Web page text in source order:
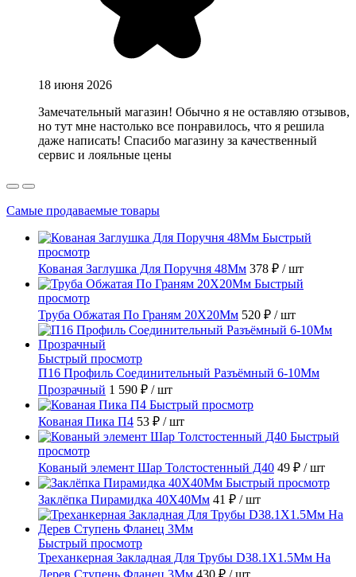
18 июня 2026
Замечательный магазин! Обычно я не оставляю отзывов,
но тут мне настолько все понравилось, что я решила
даже написать! Спасибо магазину за качественный
сервис и лояльные цены
Самые продаваемые товары
Быстрый
просмотр
Кованая Заглушка Для Поручня 48Мм 378 ₽ / шт
Быстрый
просмотр
Труба Обжатая По Граням 20X20Мм 520 ₽ / шт
Быстрый просмотр
П16 Профиль Соединительный Разъёмный 6-10Мм
Прозрачный 1 590 ₽ / шт
Быстрый просмотр
Кованая Пика П4 53 ₽ / шт
Быстрый
просмотр
Кованый элемент Шар Толстостенный Д40 49 ₽ / шт
Быстрый просмотр
Заклёпка Пирамидка 40X40Мм 41 ₽ / шт
Быстрый просмотр
Треханкерная Закладная Для Трубы D38.1Х1.5Мм На
Дерев Ступень Фланец 3Мм 430 ₽ / шт